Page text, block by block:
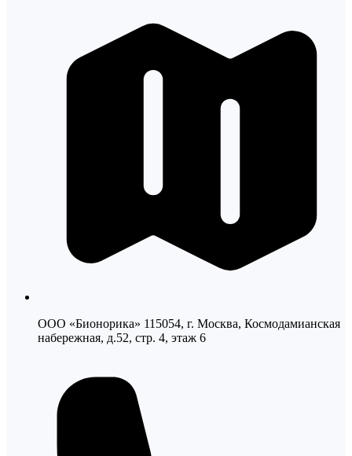
ООО «Бионорика» 115054, г. Москва, Космодамианская
набережная, д.52, стр. 4, этаж 6